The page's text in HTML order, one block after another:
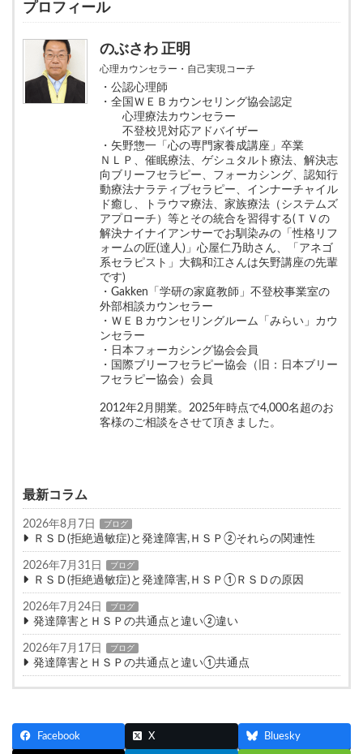
プロフィール
のぶさわ 正明
心理カウンセラー・自己実現コーチ
・公認心理師
・全国ＷＥＢカウンセリング協会認定
心理療法カウンセラー
不登校児対応アドバイザー
・矢野惣一「心の専門家養成講座」卒業
ＮＬＰ、催眠療法、ゲシュタルト療法、解決志
向ブリーフセラピー、フォーカシング、認知行
動療法ナラティブセラピー、インナーチャイル
ド癒し、トラウマ療法、家族療法（システムズ
アプローチ）等とその統合を習得する(ＴＶの
解決ナイナイアンサーでお馴染みの「性格リフ
ォームの匠(達人)」心屋仁乃助さん、「アネゴ
系セラピスト」大鶴和江さんは矢野講座の先輩
です)
・Gakken「学研の家庭教師」不登校事業室の
外部相談カウンセラー
・ＷＥＢカウンセリングルーム「みらい」カウ
ンセラー
・日本フォーカシング協会会員
・国際ブリーフセラピー協会（旧：日本ブリー
フセラピー協会）会員
2012年2月開業。2025年時点で4,000名超のお
客様のご相談をさせて頂きました。
最新コラム
2026年8月7日 ブログ
ＲＳＤ(拒絶過敏症)と発達障害,ＨＳＰ②それらの関連性
2026年7月31日 ブログ
ＲＳＤ(拒絶過敏症)と発達障害,ＨＳＰ①ＲＳＤの原因
2026年7月24日 ブログ
発達障害とＨＳＰの共通点と違い②違い
2026年7月17日 ブログ
発達障害とＨＳＰの共通点と違い①共通点
Facebook X Bluesky